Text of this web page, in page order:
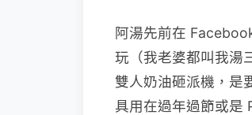
阿湯先前在
玩（我老婆都叫我湯
雙人奶油砸派機，是
具用在過年過節或是